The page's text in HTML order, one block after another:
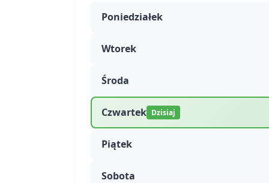
Poniedziałek
Wtorek
Środa
Czwartek Dzisiaj
Piątek
Sobota